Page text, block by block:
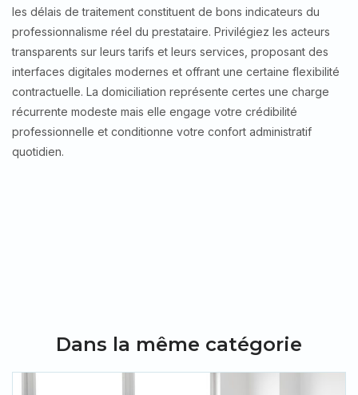
les délais de traitement constituent de bons indicateurs du
professionnalisme réel du prestataire. Privilégiez les acteurs
transparents sur leurs tarifs et leurs services, proposant des
interfaces digitales modernes et offrant une certaine flexibilité
contractuelle. La domiciliation représente certes une charge
récurrente modeste mais elle engage votre crédibilité
professionnelle et conditionne votre confort administratif
quotidien.
Dans la même catégorie